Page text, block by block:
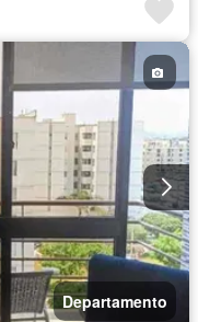
Departamento